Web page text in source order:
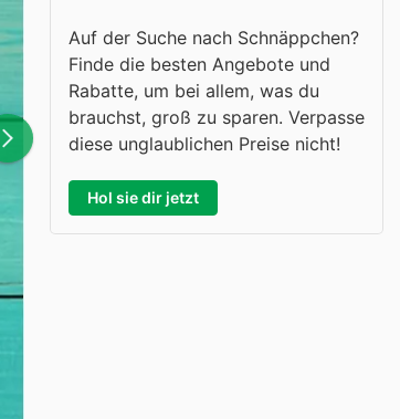
Auf der Suche nach Schnäppchen?
Finde die besten Angebote und
Rabatte, um bei allem, was du
brauchst, groß zu sparen. Verpasse
diese unglaublichen Preise nicht!
Hol sie dir jetzt